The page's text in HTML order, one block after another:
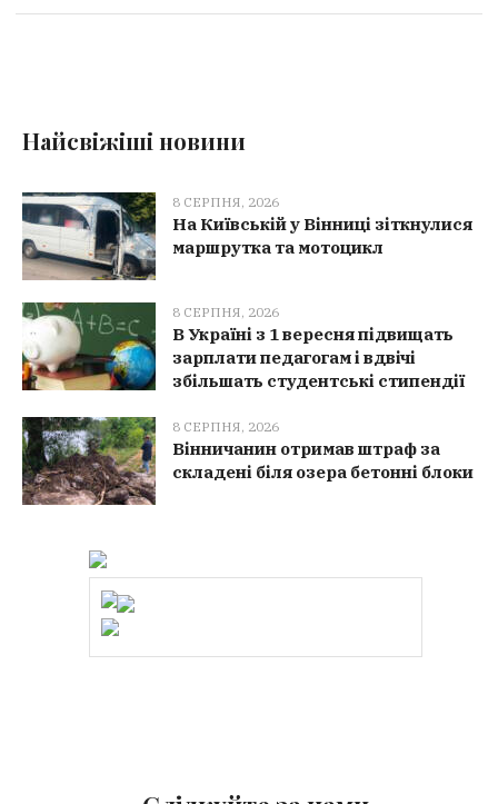
Найсвіжіші новини
8 СЕРПНЯ, 2026
На Київській у Вінниці зіткнулися
маршрутка та мотоцикл
8 СЕРПНЯ, 2026
В Україні з 1 вересня підвищать
зарплати педагогам і вдвічі
збільшать студентські стипендії
8 СЕРПНЯ, 2026
Вінничанин отримав штраф за
складені біля озера бетонні блоки